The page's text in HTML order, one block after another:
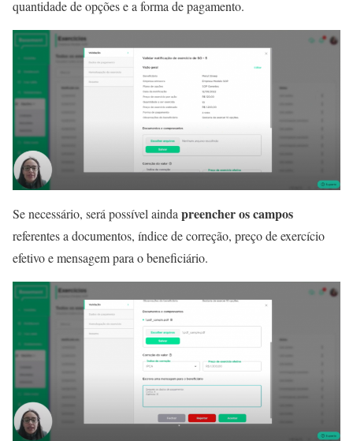
quantidade de opções e a forma de pagamento.
Se necessário, será possível ainda preencher os campos
referentes a documentos, índice de correção, preço de exercício
efetivo e mensagem para o beneficiário.